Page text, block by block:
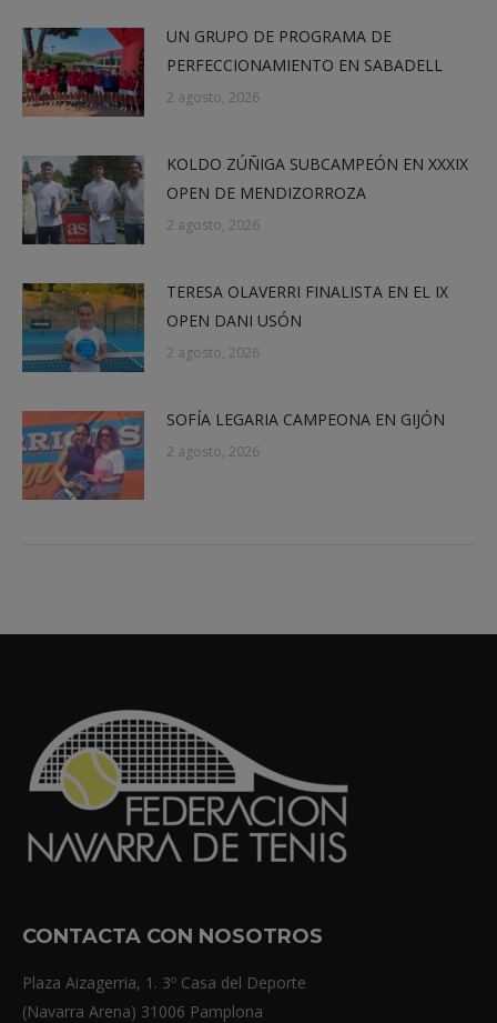
UN GRUPO DE PROGRAMA DE
PERFECCIONAMIENTO EN SABADELL
2 agosto, 2026
KOLDO ZÚÑIGA SUBCAMPEÓN EN XXXIX
OPEN DE MENDIZORROZA
2 agosto, 2026
TERESA OLAVERRI FINALISTA EN EL IX
OPEN DANI USÓN
2 agosto, 2026
SOFÍA LEGARIA CAMPEONA EN GIJÓN
2 agosto, 2026
CONTACTA CON NOSOTROS
Plaza Aizagerria, 1. 3º Casa del Deporte
(Navarra Arena) 31006 Pamplona